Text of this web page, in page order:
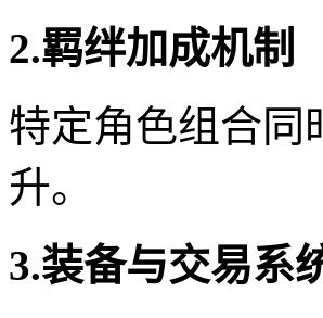
2.羁绊加成机制
特定角色组合同
升。
3.装备与交易系